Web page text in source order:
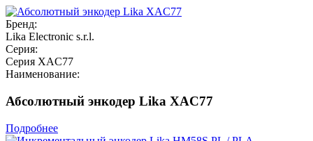
Бренд:
Lika Electronic s.r.l.
Серия:
Серия XAC77
Наименование:
Абсолютный энкодер Lika XAC77
Подробнее